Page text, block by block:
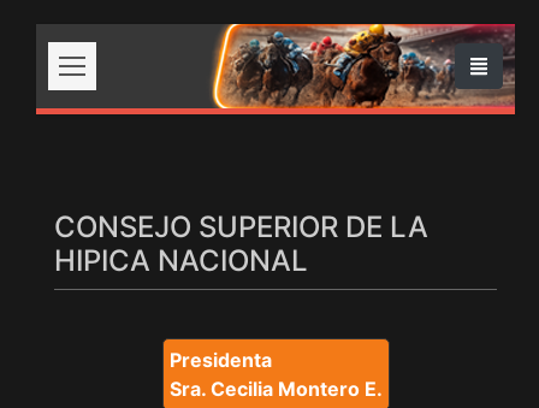
CONSEJO SUPERIOR DE LA
HIPICA NACIONAL
Presidenta
Sra. Cecilia Montero E.